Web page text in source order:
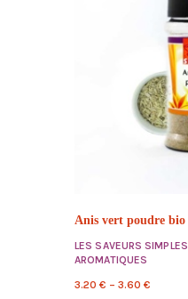
Anis vert poudre bio
LES SAVEURS SIMPLES
AROMATIQUES
3.20 € – 3.60 €